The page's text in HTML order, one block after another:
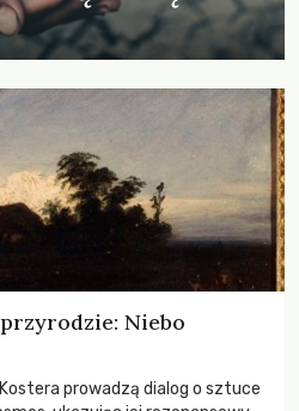
Niebo
prowadzą dialog o sztuce